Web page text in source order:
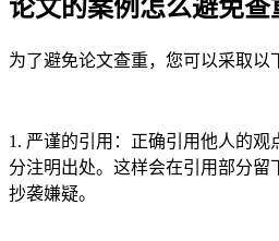
论文的案例怎么避免查
为了避免论文查重，您可以采取以
1. 严谨的引用：正确引用他人的观
分注明出处。这样会在引用部分留
抄袭嫌疑。